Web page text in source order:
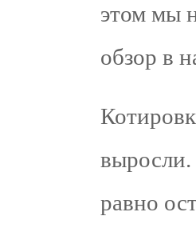
этом мы
обзор в
выросли.
равно